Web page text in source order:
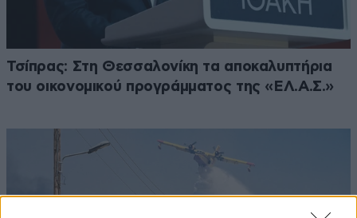
Τσίπρας: Στη Θεσσαλονίκη τα αποκαλυπτήρια
του οικονομικού προγράμματος της «ΕΛ.Α.Σ.»